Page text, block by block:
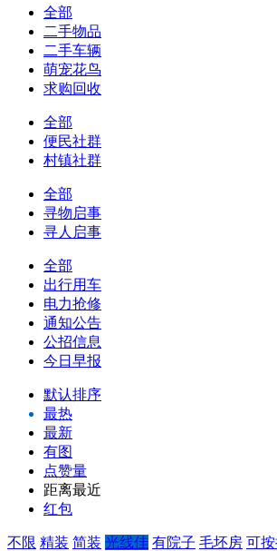
全部
二手物品
二手车辆
萌宠花鸟
求购回收
全部
便民社群
村镇社群
全部
寻物启事
寻人启事
全部
出行用车
电力抢修
通知公告
公招信息
今日早报
默认排序
最热
最新
有图
点赞量
距离最近
红包
不限 精装 简装 光线佳 有院子 毛坯房 可